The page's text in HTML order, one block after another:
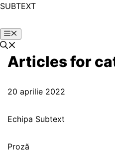
SUBTEXT
Articles for
20 aprilie 2022
Echipa Subtext
Proză